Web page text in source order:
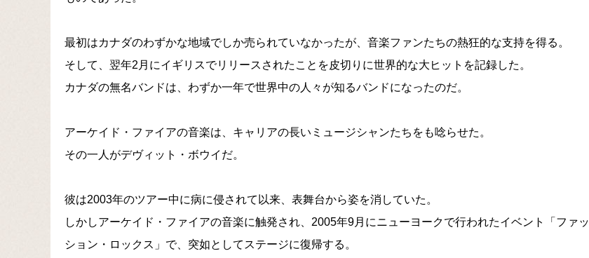
最初はカナダのわずかな地域でしか売られていなかったが、音楽ファンたちの熱狂的な支持を得る。
そして、翌年2月にイギリスでリリースされたことを皮切りに世界的な大ヒットを記録した。
カナダの無名バンドは、わずか一年で世界中の人々が知るバンドになったのだ。
アーケイド・ファイアの音楽は、キャリアの長いミュージシャンたちをも唸らせた。
その一人がデヴィット・ボウイだ。
彼は2003年のツアー中に病に侵されて以来、表舞台から姿を消していた。
しかしアーケイド・ファイアの音楽に触発され、2005年9月にニューヨークで行われたイベント「ファッ
ション・ロックス」で、突如としてステージに復帰する。